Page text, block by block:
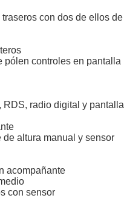
con dos de ellos de
pólen controles en pantalla
RDS, radio digital y pantalla
altura manual y sensor
acompañante
con sensor